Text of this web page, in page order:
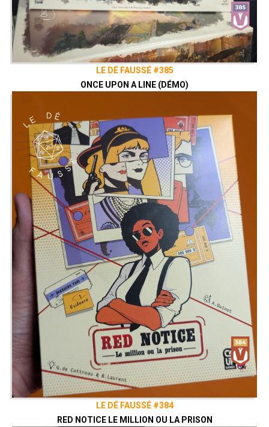
LE DÉ FAUSSÉ #385
ONCE UPON A LINE (DÉMO)
LE DÉ FAUSSÉ #384
RED NOTICE LE MILLION OU LA PRISON